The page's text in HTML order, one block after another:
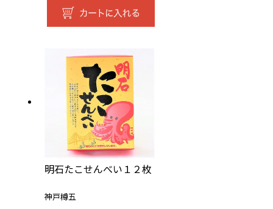
明石たこせんべい１２枚
神戸樽五